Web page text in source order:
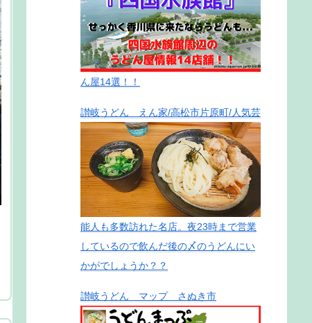
ん屋14選！！
讃岐うどん えん家/高松市片原町/人気芸
能人も多数訪れた名店。夜23時まで営業
しているので飲んだ後の〆のうどんにい
かがでしょうか？？
讃岐うどん マップ さぬき市